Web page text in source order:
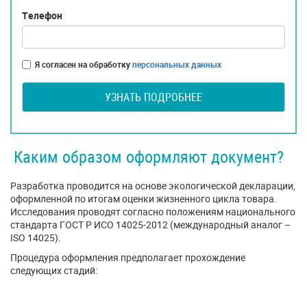
Телефон
Я согласен на обработкуперсональных данных
УЗНАТЬ ПОДРОБНЕЕ
Каким образом оформляют документ?
Разработка проводится на основе экологической декларации,
оформленной по итогам оценки жизненного цикла товара.
Исследования проводят согласно положениям национального
стандарта ГОСТ Р ИСО 14025-2012 (международный аналог –
ISO 14025).
Процедура оформления предполагает прохождение
следующих стадий: